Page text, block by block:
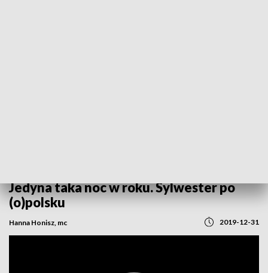
Jedyna taka noc w roku. Sylwester po
(o)polsku
Hanna Honisz, mc 2019-12-31